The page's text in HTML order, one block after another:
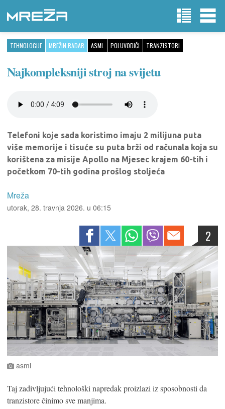
TEHNOLOGIJE MREŽIN RADAR ASML POLUVODIČI TRANZISTORI
Najkompleksniji stroj na svijetu
Telefoni koje sada koristimo imaju 2 milijuna puta
više memorije i tisuće su puta brži od računala koja su
korištena za misije Apollo na Mjesec krajem 60-tih i
početkom 70-tih godina prošlog stoljeća
Mreža
utorak, 28. travnja 2026. u 06:15
2
asml
Taj zadivljujući tehnološki napredak proizlazi iz sposobnosti da
tranzistore činimo sve manjima.